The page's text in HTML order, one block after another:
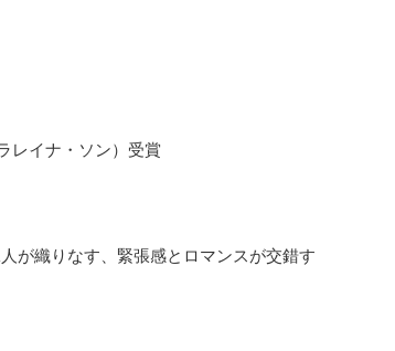
レイナ・ソン）受賞
が織りなす、緊張感とロマンスが交錯す